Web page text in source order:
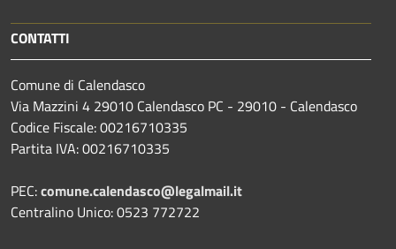
CONTATTI
Comune di Calendasco
Via Mazzini 4 29010 Calendasco PC - 29010 - Calendasco
Codice Fiscale: 00216710335
Partita IVA: 00216710335
PEC:comune.calendasco@legalmail.it
Centralino Unico: 0523 772722